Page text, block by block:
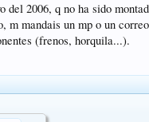
del 2006, q no ha sido
m mandais un mp o un
(frenos, horquila...).